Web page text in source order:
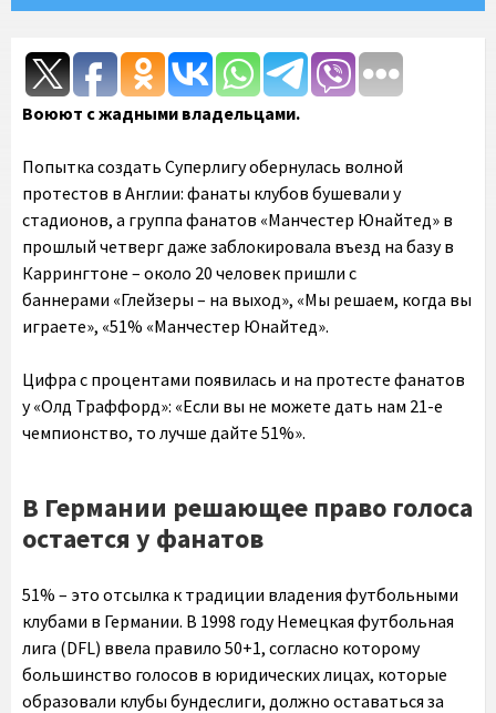
Воюют с жадными владельцами.
Попытка создать Суперлигу обернулась волной
протестов в Англии: фанаты клубов бушевали у
стадионов, а группа фанатов «Манчестер Юнайтед» в
прошлый четверг даже заблокировала въезд на базу в
Каррингтоне – около 20 человек пришли с
баннерами «Глейзеры – на выход», «Мы решаем, когда вы
играете», «51% «Манчестер Юнайтед».
Цифра с процентами появилась и на протесте фанатов
у «Олд Траффорд»: «Если вы не можете дать нам 21-е
чемпионство, то лучше дайте 51%».
В Германии решающее право голоса
остается у фанатов
51% – это отсылка к традиции владения футбольными
клубами в Германии. В 1998 году Немецкая футбольная
лига (DFL) ввела правило 50+1, согласно которому
большинство голосов в юридических лицах, которые
образовали клубы бундеслиги, должно оставаться за